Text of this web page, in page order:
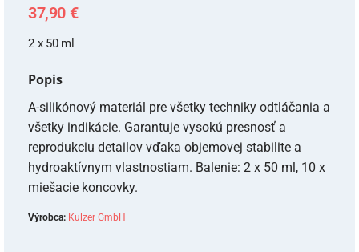
37,90 €
2 x 50 ml
Popis
A-silikónový materiál pre všetky techniky odtláčania a
všetky indikácie. Garantuje vysokú presnosť a
reprodukciu detailov vďaka objemovej stabilite a
hydroaktívnym vlastnostiam. Balenie: 2 x 50 ml, 10 x
miešacie koncovky.
Výrobca: Kulzer GmbH